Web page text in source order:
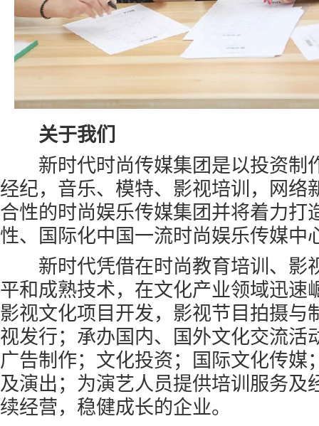
关于我们
新时代时尚传媒集团是以投资制
经纪，音乐、模特、影视培训，网络
合性的时尚娱乐传媒集团并将着力打
性、国际化中国一流时尚娱乐传媒中
新时代凭借在时尚教育培训、影
平和成熟技术，在文化产业领域迅速
影视文化项目开发，影视节目拍摄与
视发行；承办国内、国外文化交流活
广告制作；文化投资；国际文化传媒
及演出；为演艺人员提供培训服务及
续经营，稳健成长的企业。